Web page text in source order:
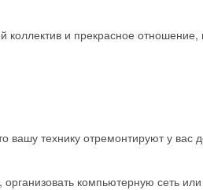
коллектив и прекрасное
вашу технику отремонтируют у вас
компьютерную сеть